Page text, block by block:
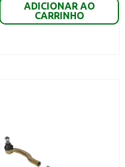
ADICIONAR AO
CARRINHO